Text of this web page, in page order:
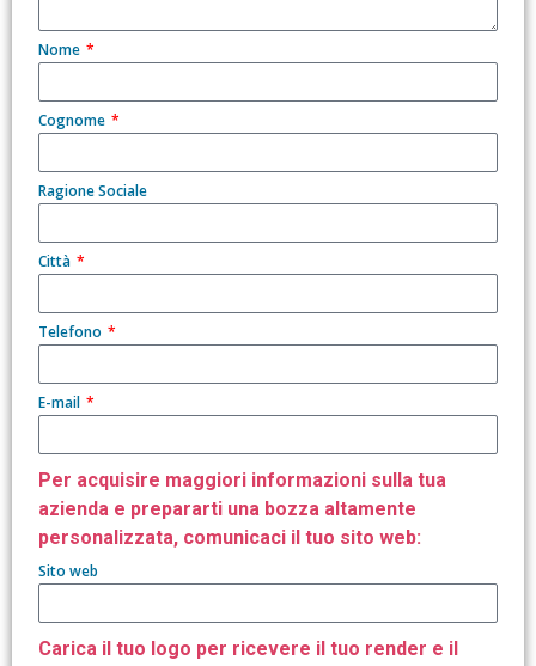
Nome
Cognome
Ragione Sociale
Città
Telefono
E-mail
Per acquisire maggiori informazioni sulla tua
azienda e prepararti una bozza altamente
personalizzata, comunicaci il tuo sito web:
Sito web
Carica il tuo logo per ricevere il tuo render e il